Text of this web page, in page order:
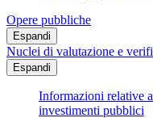
Opere pubbliche
Espandi
Nuclei di valutazione e
Espandi
Informazioni relative
investimenti pubblici